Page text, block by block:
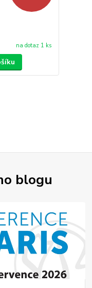
na dotaz 1 ks
blogu